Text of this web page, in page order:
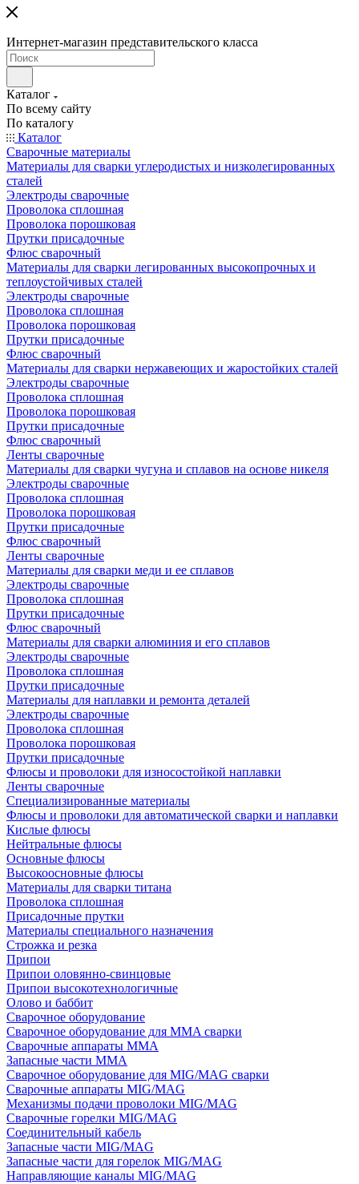
Интернет-магазин представительского класса
Каталог
По всему сайту
По каталогу
Каталог
Сварочные материалы
Материалы для сварки углеродистых и низколегированных
сталей
Электроды сварочные
Проволока сплошная
Проволока порошковая
Прутки присадочные
Флюс сварочный
Материалы для сварки легированных высокопрочных и
теплоустойчивых сталей
Электроды сварочные
Проволока сплошная
Проволока порошковая
Прутки присадочные
Флюс сварочный
Материалы для сварки нержавеющих и жаростойких сталей
Электроды сварочные
Проволока сплошная
Проволока порошковая
Прутки присадочные
Флюс сварочный
Ленты сварочные
Материалы для сварки чугуна и сплавов на основе никеля
Электроды сварочные
Проволока сплошная
Проволока порошковая
Прутки присадочные
Флюс сварочный
Ленты сварочные
Материалы для сварки меди и ее сплавов
Электроды сварочные
Проволока сплошная
Прутки присадочные
Флюс сварочный
Материалы для сварки алюминия и его сплавов
Электроды сварочные
Проволока сплошная
Прутки присадочные
Материалы для наплавки и ремонта деталей
Электроды сварочные
Проволока сплошная
Проволока порошковая
Прутки присадочные
Флюсы и проволоки для износостойкой наплавки
Ленты сварочные
Специализированные материалы
Флюсы и проволоки для автоматической сварки и наплавки
Кислые флюсы
Нейтральные флюсы
Основные флюсы
Высокоосновные флюсы
Материалы для сварки титана
Проволока сплошная
Присадочные прутки
Материалы специального назначения
Строжка и резка
Припои
Припои оловянно-свинцовые
Припои высокотехнологичные
Олово и баббит
Сварочное оборудование
Сварочное оборудование для MMA сварки
Сварочные аппараты MMA
Запасные части MMA
Сварочное оборудование для MIG/MAG сварки
Сварочные аппараты MIG/MAG
Механизмы подачи проволоки MIG/MAG
Сварочные горелки MIG/MAG
Соединительный кабель
Запасные части MIG/MAG
Запасные части для горелок MIG/MAG
Направляющие каналы MIG/MAG